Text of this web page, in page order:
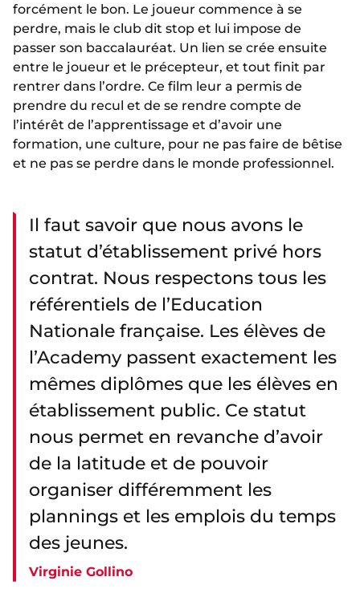
forcément le bon. Le joueur commence à se
perdre, mais le club dit stop et lui impose de
passer son baccalauréat. Un lien se crée ensuite
entre le joueur et le précepteur, et tout finit par
rentrer dans l’ordre. Ce film leur a permis de
prendre du recul et de se rendre compte de
l’intérêt de l’apprentissage et d’avoir une
formation, une culture, pour ne pas faire de bêtise
et ne pas se perdre dans le monde professionnel.
Il faut savoir que nous avons le
statut d’établissement privé hors
contrat. Nous respectons tous les
référentiels de l’Education
Nationale française. Les élèves de
l’Academy passent exactement les
mêmes diplômes que les élèves en
établissement public. Ce statut
nous permet en revanche d’avoir
de la latitude et de pouvoir
organiser différemment les
plannings et les emplois du temps
des jeunes.
Virginie Gollino